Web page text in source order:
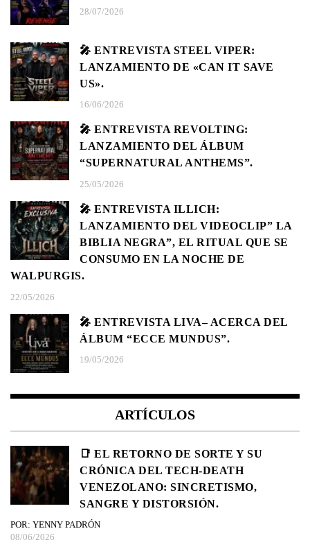
28/07/2026
🎤 ENTREVISTA STEEL VIPER:
LANZAMIENTO DE «CAN IT SAVE
US».
16/06/2026
🎤 ENTREVISTA REVOLTING:
LANZAMIENTO DEL ÁLBUM
“SUPERNATURAL ANTHEMS”.
25/05/2026
🎤 ENTREVISTA ILLICH:
LANZAMIENTO DEL VIDEOCLIP” LA
BIBLIA NEGRA”, EL RITUAL QUE SE
CONSUMO EN LA NOCHE DE
WALPURGIS.
22/05/2026
🎤 ENTREVISTA LIVA– ACERCA DEL
ÁLBUM “ECCE MUNDUS”.
19/05/2026
ARTÍCULOS
📑 EL RETORNO DE SORTE Y SU
CRÓNICA DEL TECH-DEATH
VENEZOLANO: SINCRETISMO,
SANGRE Y DISTORSIÓN.
POR: YENNY PADRÓN
08/06/2026